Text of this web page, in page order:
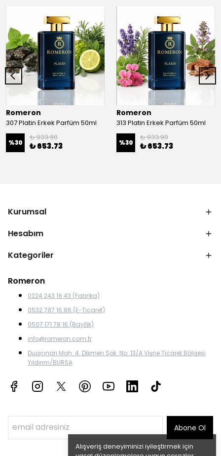
Alışveriş deneyiminizi iyileştirmek için
Romeron
307 Platin Erkek Parfüm 50ml
%30
₺ 933.90
₺ 653.73
Romeron
313 Platin Erkek Parfüm 50ml
%30
₺ 933.90
₺ 653.73
Kurumsal
Hesabım
Kategoriler
Romeron
0224 243 16 43 (Fabrika)
0532 787 16 86 (E-Ticaret)
0507 171 78 16 (Bayilik)
info@romeron.com.tr
Duaçınarı Mah. 4. Dikmen Sok. No: 13/A Vişne Ticaret Bölgesi
Yıldırım/BURSA
Abone Ol